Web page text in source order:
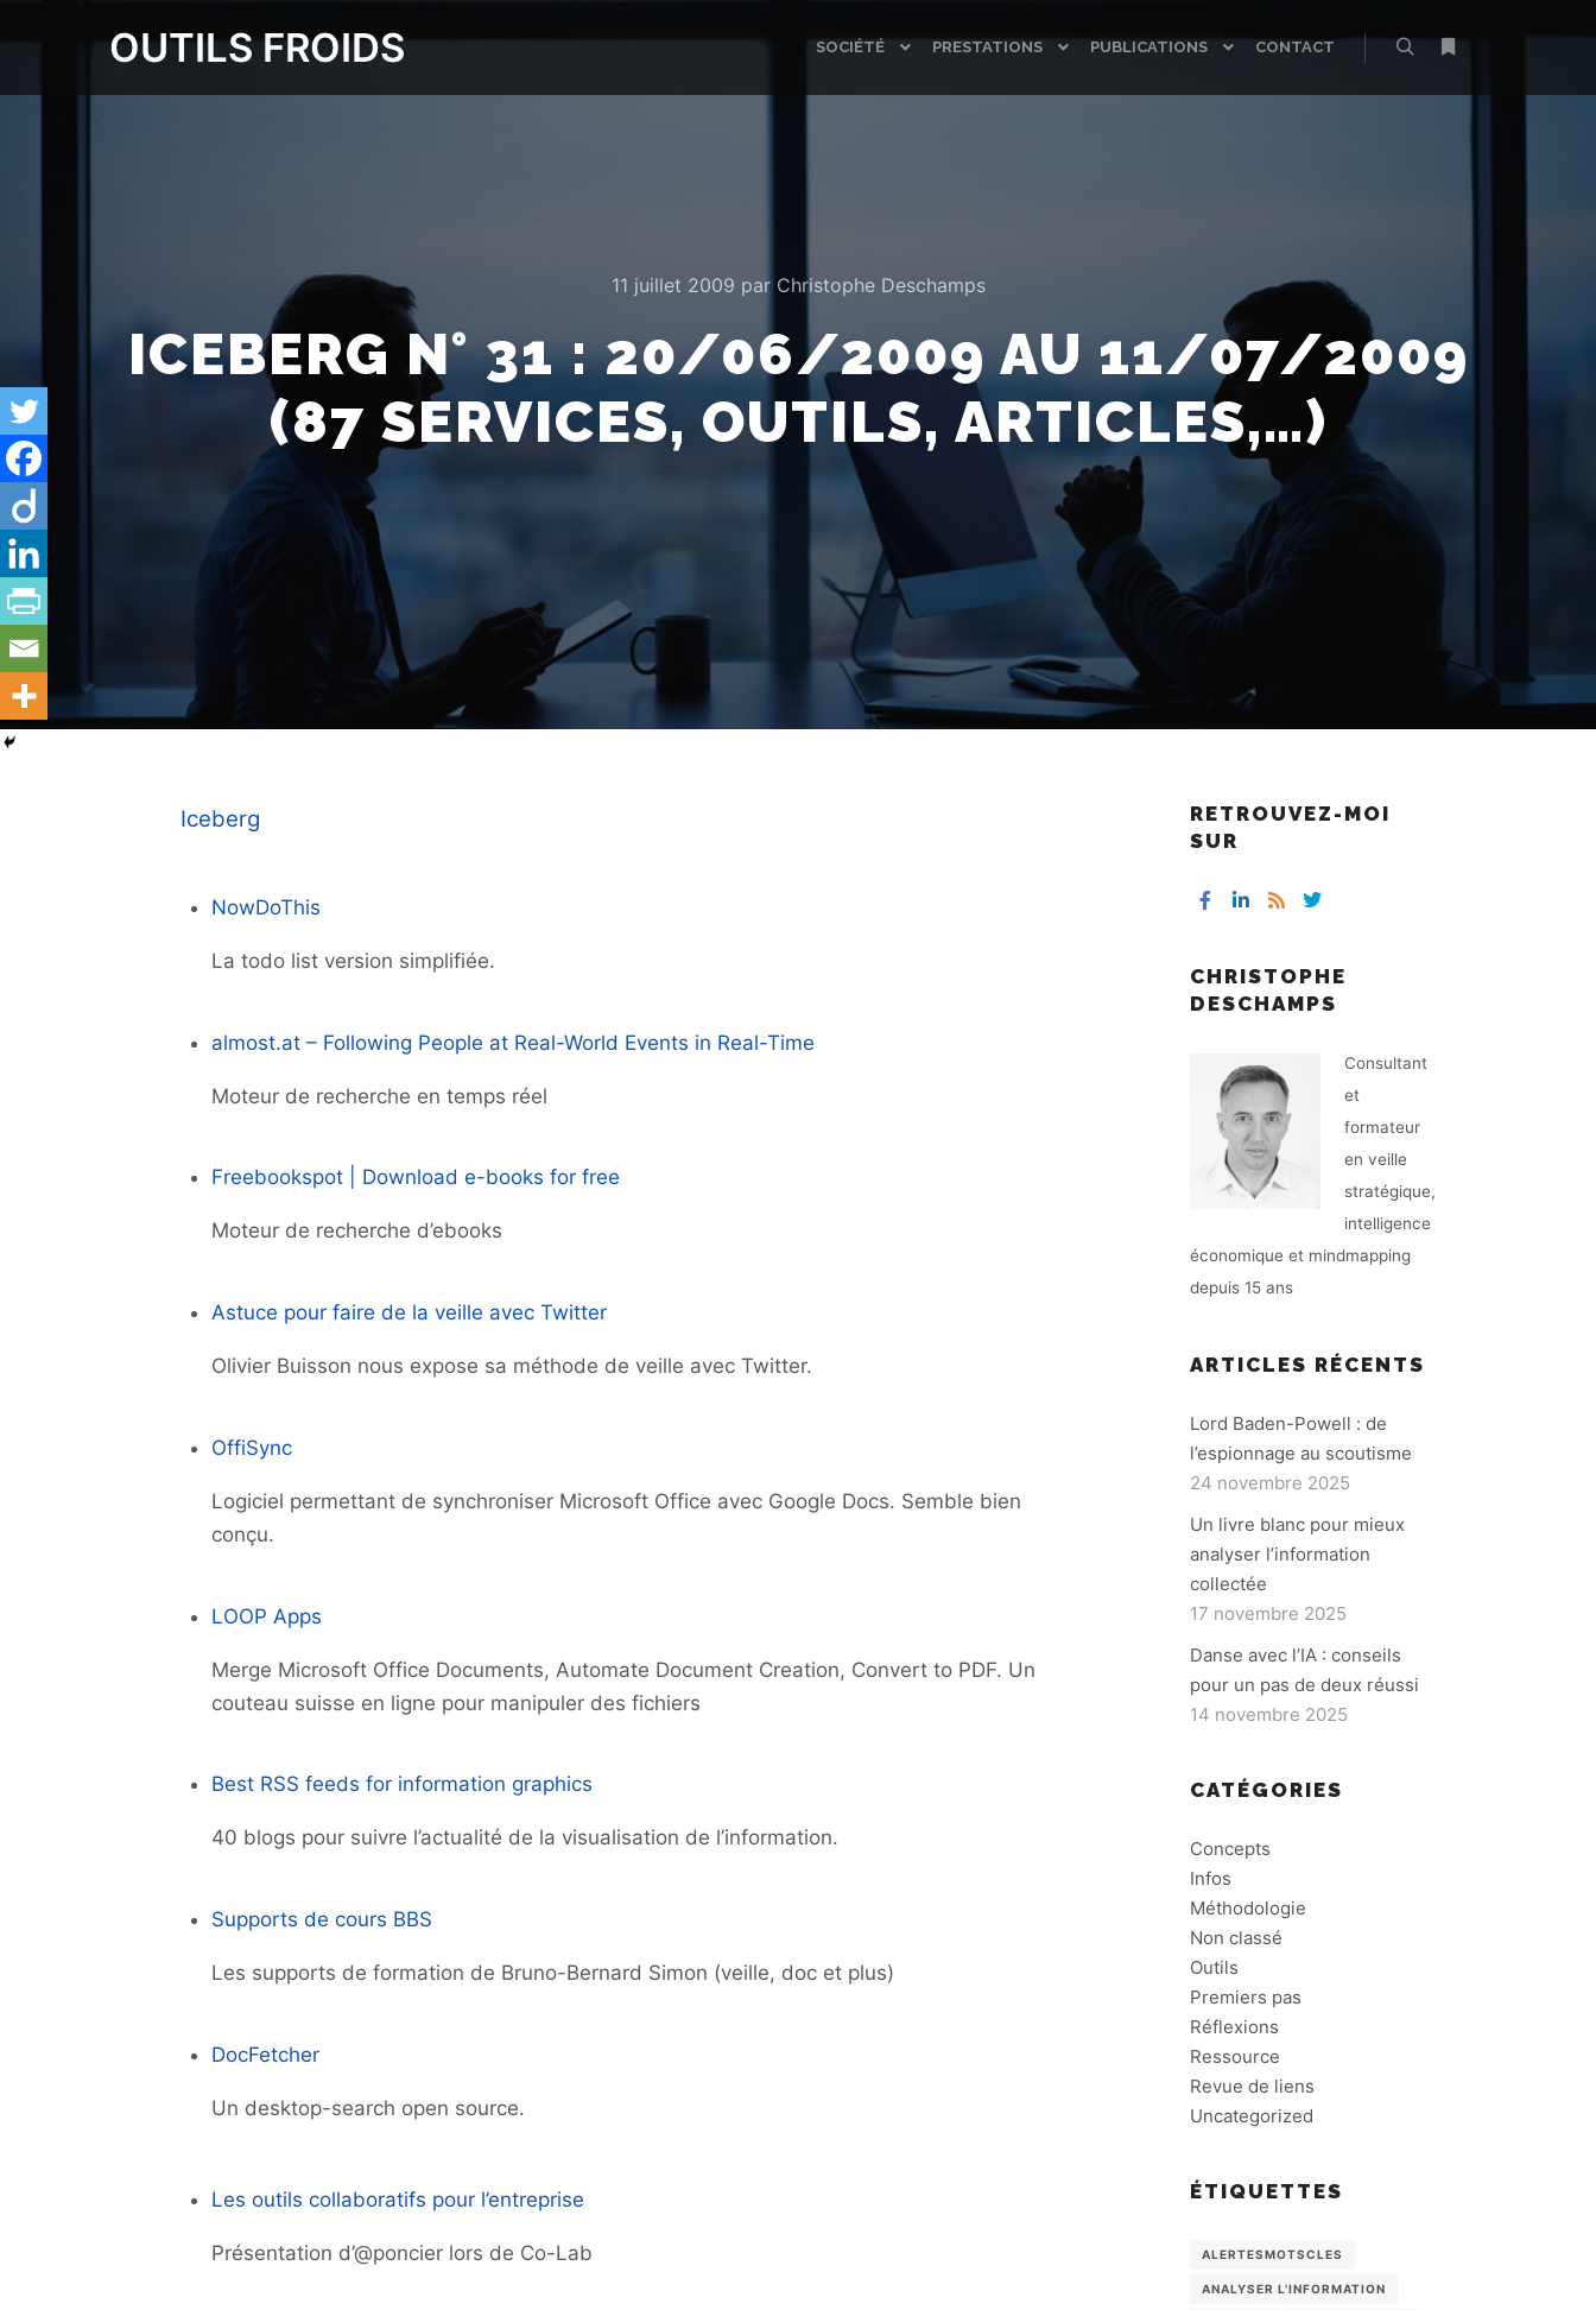
OUTILS FROIDS SOCIÉTÉ PRESTATIONS PUBLICATIONS
CONTACT
11 juillet 2009 par Christophe Deschamps
ICEBERG N° 31 : 20/06/2009 AU 11/07/2009
(87 SERVICES, OUTILS, ARTICLES,…)
Iceberg
NowDoThis
La todo list version simplifiée.
almost.at – Following People at Real-World Events in Real-Time
Moteur de recherche en temps réel
Freebookspot | Download e-books for free
Moteur de recherche d’ebooks
Astuce pour faire de la veille avec Twitter
Olivier Buisson nous expose sa méthode de veille avec Twitter.
OffiSync
Logiciel permettant de synchroniser Microsoft Office avec Google Docs. Semble bien
conçu.
LOOP Apps
Merge Microsoft Office Documents, Automate Document Creation, Convert to PDF. Un
couteau suisse en ligne pour manipuler des fichiers
Best RSS feeds for information graphics
40 blogs pour suivre l’actualité de la visualisation de l’information.
Supports de cours BBS
Les supports de formation de Bruno-Bernard Simon (veille, doc et plus)
DocFetcher
Un desktop-search open source.
Les outils collaboratifs pour l’entreprise
Présentation d’@poncier lors de Co-Lab
RETROUVEZ-MOI
SUR
CHRISTOPHE
DESCHAMPS
Consultant
et
formateur
en veille
stratégique,
intelligence
économique et mindmapping
depuis 15 ans
ARTICLES RÉCENTS
Lord Baden-Powell : de
l’espionnage au scoutisme
24 novembre 2025
Un livre blanc pour mieux
analyser l’information
collectée
17 novembre 2025
Danse avec l’IA : conseils
pour un pas de deux réussi
14 novembre 2025
CATÉGORIES
Concepts
Infos
Méthodologie
Non classé
Outils
Premiers pas
Réflexions
Ressource
Revue de liens
Uncategorized
ÉTIQUETTES
ALERTESMOTSCLES
ANALYSER L'INFORMATION